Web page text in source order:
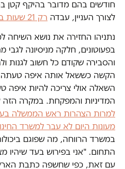
לצורך העניין, עבדה רק 21 שעות בחודש
נתניהו החזירה את נושא השיחה
בפעוטונים, חלקה מניסיונה לגבי
והסבירה שקודם כל חשוב לגנות
הקשה כששאל אותה איפה טעתה
השאלה אולי צריכה להיות
המדיניות והמפקחת. במקרה הזה
למרות הצהרות ראש הממשלה
מעונות היום לא עבר למשרד
במשרד הרווחה, מה שפוגם
התחום. "אני בפירוש בעד שיהיו
עם זאת, כפי שחשפה כתבת הארץ